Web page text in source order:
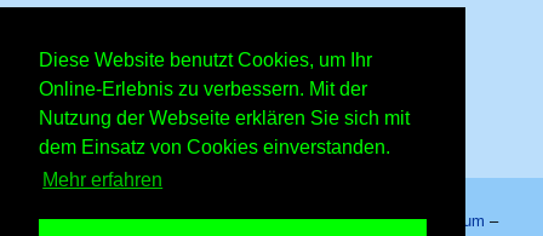
Diese Website benutzt Cookies, um Ihr
Online-Erlebnis zu verbessern. Mit der
Nutzung der Webseite erklären Sie sich mit
dem Einsatz von Cookies einverstanden.
Mehr erfahren
Kinostarts
Festivals
Großevents
Fußball
Comedy
Shows
Sternzeichen
Schalttage
Wahltage
Messen
Erinnerungen
Volksfeste
Startseite–Kalender–Lexikon–App–Sitemap–Impressum –